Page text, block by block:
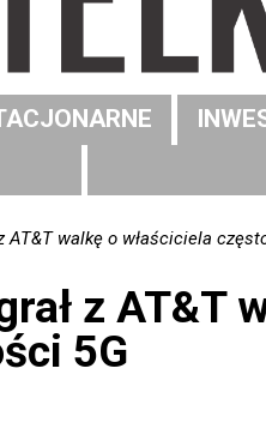
AT&T walkę o właściciela
z AT&T
5G